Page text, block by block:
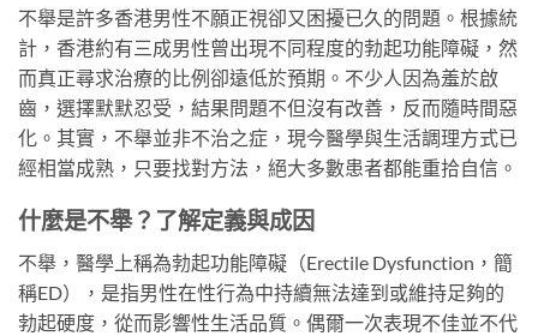
不舉是許多香港男性不願正視卻又困擾已久的問題。根據統
計，香港約有三成男性曾出現不同程度的勃起功能障礙，然
而真正尋求治療的比例卻遠低於預期。不少人因為羞於啟
齒，選擇默默忍受，結果問題不但沒有改善，反而隨時間惡
化。其實，不舉並非不治之症，現今醫學與生活調理方式已
經相當成熟，只要找對方法，絕大多數患者都能重拾自信。
什麼是不舉？了解定義與成因
不舉，醫學上稱為勃起功能障礙（Erectile Dysfunction，簡
稱ED），是指男性在性行為中持續無法達到或維持足夠的
勃起硬度，從而影響性生活品質。偶爾一次表現不佳並不代